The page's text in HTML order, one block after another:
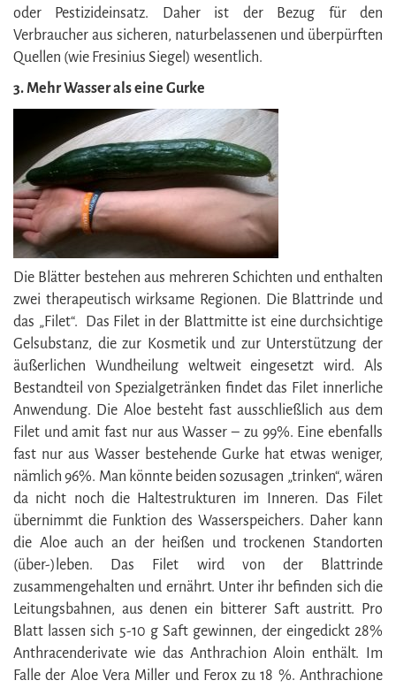
oder Pestizideinsatz. Daher ist der Bezug für den
Verbraucher aus sicheren, naturbelassenen und überpürften
Quellen (wie Fresinius Siegel) wesentlich.
3. Mehr Wasser als eine Gurke
Die Blätter bestehen aus mehreren Schichten und enthalten
zwei therapeutisch wirksame Regionen. Die Blattrinde und
das „Filet“. Das Filet in der Blattmitte ist eine durchsichtige
Gelsubstanz, die zur Kosmetik und zur Unterstützung der
äußerlichen Wundheilung weltweit eingesetzt wird. Als
Bestandteil von Spezialgetränken findet das Filet innerliche
Anwendung. Die Aloe besteht fast ausschließlich aus dem
Filet und amit fast nur aus Wasser – zu 99%. Eine ebenfalls
fast nur aus Wasser bestehende Gurke hat etwas weniger,
nämlich 96%. Man könnte beiden sozusagen „trinken“, wären
da nicht noch die Haltestrukturen im Inneren. Das Filet
übernimmt die Funktion des Wasserspeichers. Daher kann
die Aloe auch an der heißen und trockenen Standorten
(über-)leben. Das Filet wird von der Blattrinde
zusammengehalten und ernährt. Unter ihr befinden sich die
Leitungsbahnen, aus denen ein bitterer Saft austritt. Pro
Blatt lassen sich 5-10 g Saft gewinnen, der eingedickt 28%
Anthracenderivate wie das Anthrachion Aloin enthält. Im
Falle der Aloe Vera Miller und Ferox zu 18 %. Anthrachione